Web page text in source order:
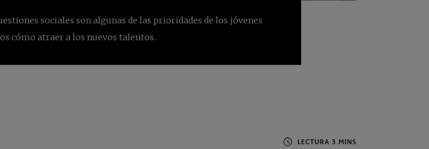
sociales son algunas de las prioridades de los jóvenes
cómo atraer a los nuevos talentos.